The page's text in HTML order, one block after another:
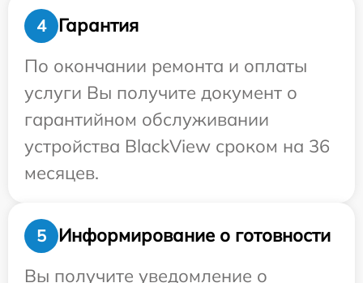
4
Гарантия
По окончании ремонта и оплаты
услуги Вы получите документ о
гарантийном обслуживании
устройства BlackView сроком на 36
месяцев.
5
Информирование о готовности
Вы получите уведомление о